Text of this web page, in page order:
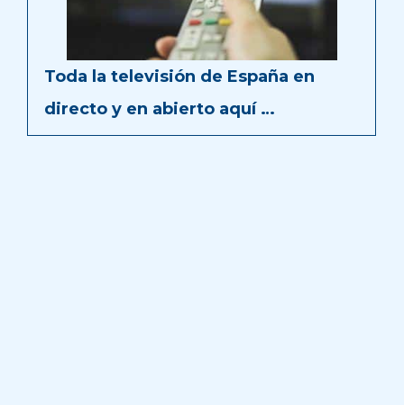
Toda la televisión de España en
directo y en abierto aquí …